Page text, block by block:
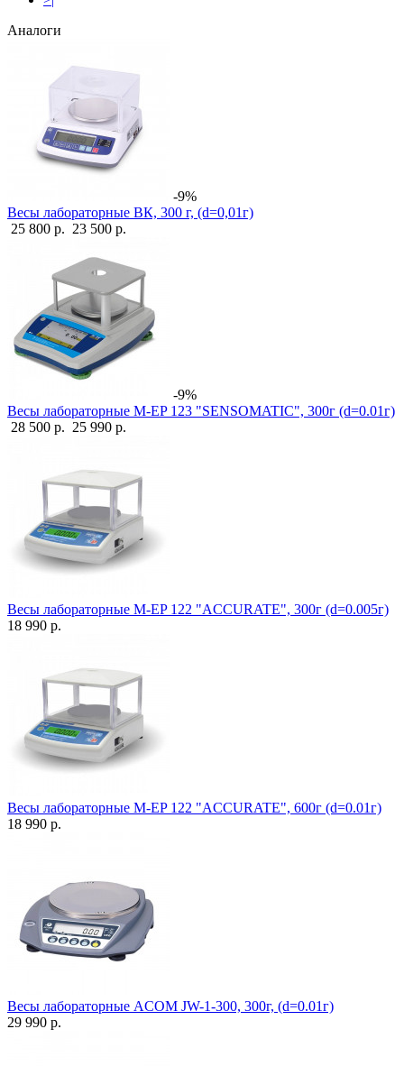
Аналоги
-9%
Весы лабораторные ВК, 300 г, (d=0,01г)
25 800 р. 23 500 р.
-9%
Весы лабораторные M-EP 123 "SENSOMATIC", 300г (d=0.01г)
28 500 р. 25 990 р.
Весы лабораторные M-EP 122 "ACCURATE", 300г (d=0.005г)
18 990 р.
Весы лабораторные M-EP 122 "ACCURATE", 600г (d=0.01г)
18 990 р.
Весы лабораторные ACOM JW-1-300, 300г, (d=0.01г)
29 990 р.